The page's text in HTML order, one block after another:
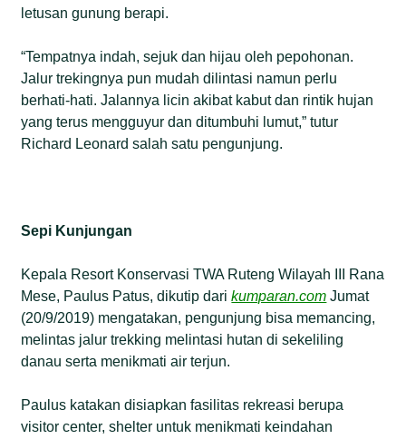
letusan gunung berapi.
“Tempatnya indah, sejuk dan hijau oleh pepohonan.
Jalur trekingnya pun mudah dilintasi namun perlu
berhati-hati. Jalannya licin akibat kabut dan rintik hujan
yang terus mengguyur dan ditumbuhi lumut,” tutur
Richard Leonard salah satu pengunjung.
Sepi Kunjungan
Kepala Resort Konservasi TWA Ruteng Wilayah III Rana
Mese, Paulus Patus, dikutip darikumparan.com Jumat
(20/9/2019) mengatakan, pengunjung bisa memancing,
melintas jalur trekking melintasi hutan di sekeliling
danau serta menikmati air terjun.
Paulus katakan disiapkan fasilitas rekreasi berupa
visitor center, shelter untuk menikmati keindahan